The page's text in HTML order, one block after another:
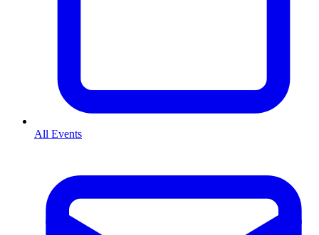
All Events